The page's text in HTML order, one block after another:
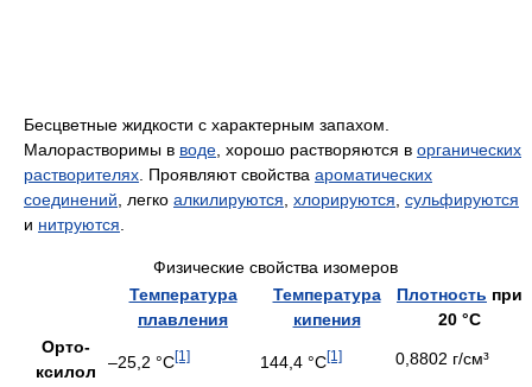
Бесцветные жидкости с характерным запахом.
Малорастворимы в воде , хорошо растворяются в органических
растворителях . Проявляют свойства ароматических
соединений , легко алкилируются хлорируются сульфируются
и нитруются
Физические свойства изомеров
Температура
плавления
Температура
кипения
Плотность при
20 °C
Орто-
ксилол
–25,2 °C[1] 144,4 °C[1] 0,8802 г/см³